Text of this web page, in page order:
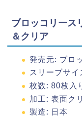
ブロッコリース
＆クリア
発売元: ブロ
スリーブサ
枚数: 80枚入
加工: 表面ク
製造: 日本